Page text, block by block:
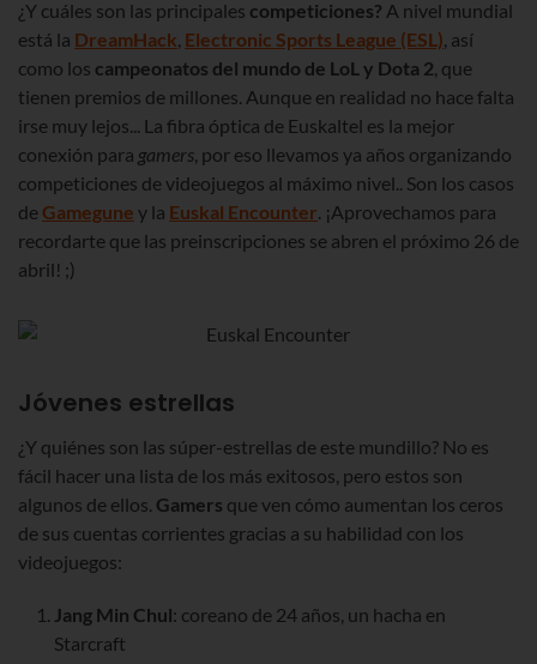
¿Y cuáles son las principales competiciones? A nivel mundial
está la DreamHack, Electronic Sports League (ESL), así
como los campeonatos del mundo de LoL y Dota 2, que
tienen premios de millones. Aunque en realidad no hace falta
irse muy lejos... La fibra óptica de Euskaltel es la mejor
conexión para gamers, por eso llevamos ya años organizando
competiciones de videojuegos al máximo nivel.. Son los casos
deGamegune y la Euskal Encounter. ¡Aprovechamos para
recordarte que las preinscripciones se abren el próximo 26 de
abril! ;)
Jóvenes estrellas
¿Y quiénes son las súper-estrellas de este mundillo? No es
fácil hacer una lista de los más exitosos, pero estos son
algunos de ellos. Gamers que ven cómo aumentan los ceros
de sus cuentas corrientes gracias a su habilidad con los
videojuegos:
Jang Min Chul: coreano de 24 años, un hacha en
Starcraft